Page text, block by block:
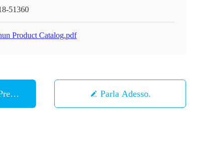
51360
Product Catalog.pdf
Parla Adesso.